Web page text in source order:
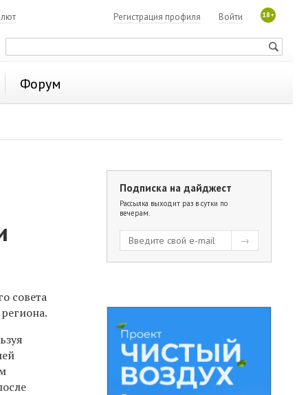
18+
Войти
Регистрация профиля
Форум
совета
Подписка на дайджест
Рассылка выходит раз в сутки по
вечерам.